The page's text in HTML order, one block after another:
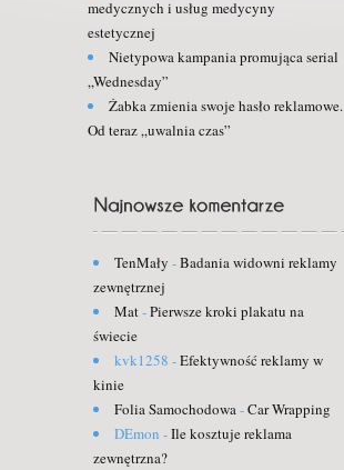
medycznych i usług medycyny
estetycznej
Nietypowa kampania promująca serial
„Wednesday”
Żabka zmienia swoje hasło reklamowe.
Od teraz „uwalnia czas”
TenMały -Badania widowni reklamy
zewnętrznej
Mat-Pierwsze kroki plakatu na
świecie
kvk1258 -Efektywność reklamy w
kinie
Folia Samochodowa-Car Wrapping
DEmon -Ile kosztuje reklama
zewnętrzna?